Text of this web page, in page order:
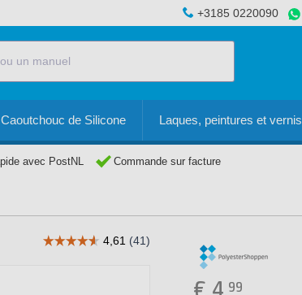
+3185 0220090
Caoutchouc de Silicone Laques, peintures et vernis
avec PostNL Commande sur facture
99